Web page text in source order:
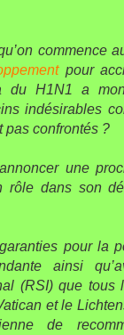
commence
pour
du H1N1 a
indésirables
pas confrontés ?
une
rôle dans son
pour la
ainsi
(RSI) que tous
et le
de